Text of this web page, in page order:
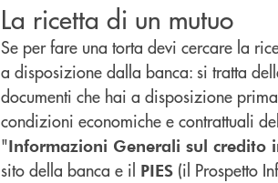
La ricetta di un mutuo
Se per fare una torta devi cercare la
a disposizione dalla banca: si tratta
documenti che hai a disposizione
condizioni economiche e contrattuali
"Informazioni Generali sul credito
sito della banca e il PIES (il Prospetto